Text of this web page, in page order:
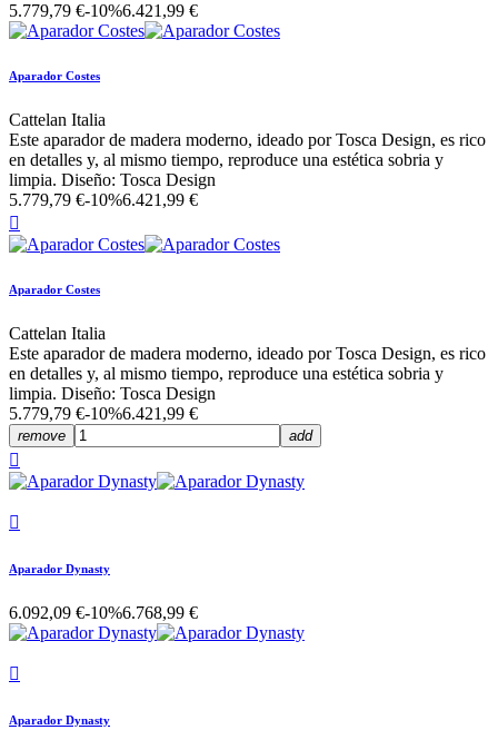
5.779,79 €-10%6.421,99 €
Aparador Costes
Cattelan Italia
Este aparador de madera moderno, ideado por Tosca Design, es rico
en detalles y, al mismo tiempo, reproduce una estética sobria y
limpia. Diseño: Tosca Design
5.779,79 €-10%6.421,99 €

Aparador Costes
Cattelan Italia
Este aparador de madera moderno, ideado por Tosca Design, es rico
en detalles y, al mismo tiempo, reproduce una estética sobria y
limpia. Diseño: Tosca Design
5.779,79 €-10%6.421,99 €
remove add


Aparador Dynasty
6.092,09 €-10%6.768,99 €

Aparador Dynasty